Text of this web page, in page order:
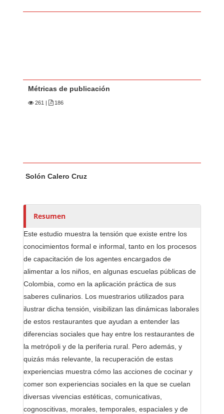
Métricas de publicación
261 | 186
u
o
e
s
/
a
s
Solón Calero Cruz
Resumen
Este estudio muestra la tensión que existe entre los
conocimientos formal e informal, tanto en los procesos
de capacitación de los agentes encargados de
alimentar a los niños, en algunas escuelas públicas de
Colombia, como en la aplicación práctica de sus
saberes culinarios. Los muestrarios utilizados para
ilustrar dicha tensión, visibilizan las dinámicas laborales
de estos restaurantes que ayudan a entender las
diferencias sociales que hay entre los restaurantes de
la metrópoli y de la periferia rural. Pero además, y
quizás más relevante, la recuperación de estas
experiencias muestra cómo las acciones de cocinar y
comer son experiencias sociales en la que se cuelan
diversas vivencias estéticas, comunicativas,
cognoscitivas, morales, temporales, espaciales y de